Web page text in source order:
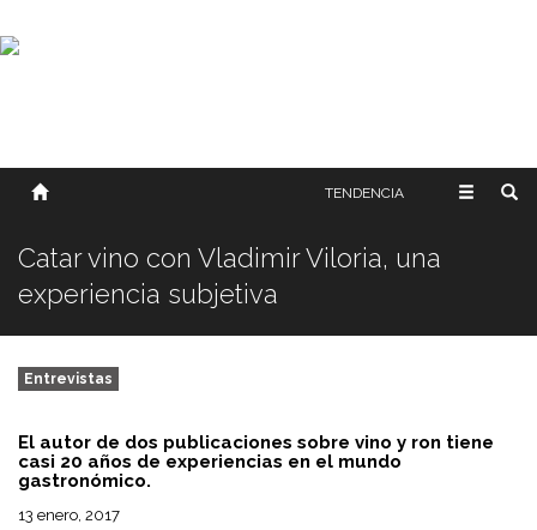
SOBRE NOSOTROS
TENDENCIA
Catar vino con Vladimir Viloria, una
experiencia subjetiva
Entrevistas
El autor de dos publicaciones sobre vino y ron tiene
casi 20 años de experiencias en el mundo
gastronómico.
13 enero, 2017